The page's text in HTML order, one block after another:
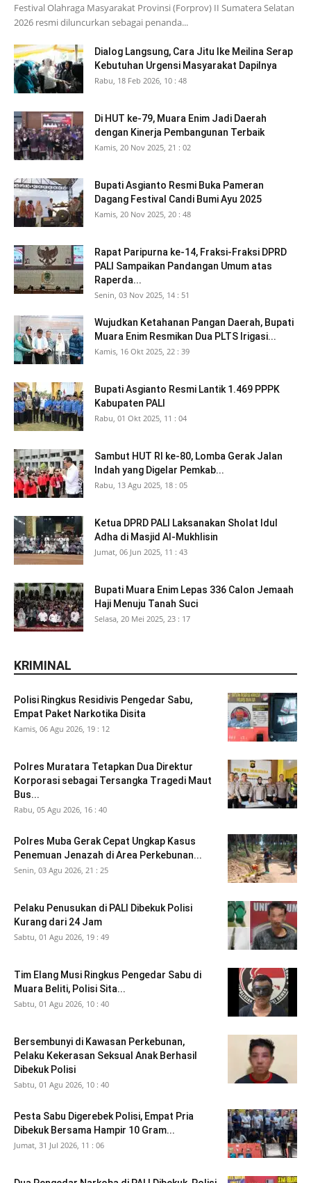
Festival Olahraga Masyarakat Provinsi (Forprov) II Sumatera Selatan
2026 resmi diluncurkan sebagai penanda...
Dialog Langsung, Cara Jitu Ike Meilina Serap
Kebutuhan Urgensi Masyarakat Dapilnya
Rabu, 18 Feb 2026, 10 : 48
Di HUT ke-79, Muara Enim Jadi Daerah
dengan Kinerja Pembangunan Terbaik
Kamis, 20 Nov 2025, 21 : 02
Bupati Asgianto Resmi Buka Pameran
Dagang Festival Candi Bumi Ayu 2025
Kamis, 20 Nov 2025, 20 : 48
Rapat Paripurna ke-14, Fraksi-Fraksi DPRD
PALI Sampaikan Pandangan Umum atas
Raperda...
Senin, 03 Nov 2025, 14 : 51
Wujudkan Ketahanan Pangan Daerah, Bupati
Muara Enim Resmikan Dua PLTS Irigasi...
Kamis, 16 Okt 2025, 22 : 39
Bupati Asgianto Resmi Lantik 1.469 PPPK
Kabupaten PALI
Rabu, 01 Okt 2025, 11 : 04
Sambut HUT RI ke-80, Lomba Gerak Jalan
Indah yang Digelar Pemkab...
Rabu, 13 Agu 2025, 18 : 05
Ketua DPRD PALI Laksanakan Sholat Idul
Adha di Masjid Al-Mukhlisin
Jumat, 06 Jun 2025, 11 : 43
Bupati Muara Enim Lepas 336 Calon Jemaah
Haji Menuju Tanah Suci
Selasa, 20 Mei 2025, 23 : 17
KRIMINAL
Polisi Ringkus Residivis Pengedar Sabu,
Empat Paket Narkotika Disita
Kamis, 06 Agu 2026, 19 : 12
Polres Muratara Tetapkan Dua Direktur
Korporasi sebagai Tersangka Tragedi Maut
Bus...
Rabu, 05 Agu 2026, 16 : 40
Polres Muba Gerak Cepat Ungkap Kasus
Penemuan Jenazah di Area Perkebunan...
Senin, 03 Agu 2026, 21 : 25
Pelaku Penusukan di PALI Dibekuk Polisi
Kurang dari 24 Jam
Sabtu, 01 Agu 2026, 19 : 49
Tim Elang Musi Ringkus Pengedar Sabu di
Muara Beliti, Polisi Sita...
Sabtu, 01 Agu 2026, 10 : 40
Bersembunyi di Kawasan Perkebunan,
Pelaku Kekerasan Seksual Anak Berhasil
Dibekuk Polisi
Sabtu, 01 Agu 2026, 10 : 40
Pesta Sabu Digerebek Polisi, Empat Pria
Dibekuk Bersama Hampir 10 Gram...
Jumat, 31 Jul 2026, 11 : 06